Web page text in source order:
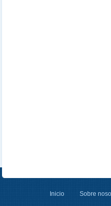
Inicio Sobre